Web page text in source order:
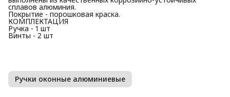
сплавов алюминия.
Покрытие - порошковая краска.
КОМПЛЕКТАЦИЯ
Ручка - 1 шт
Винты - 2 шт
Ручки оконные алюминиевые